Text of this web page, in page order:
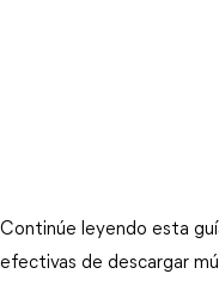
Continúe leyendo esta
efectivas de descargar